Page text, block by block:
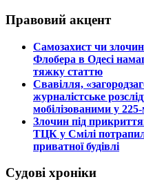
Правовий акцент
​Самозахист чи
Флобера в Одесі
тяжку статтю
​Свавілля,
журналістське
мобілізованими у
​Злочин під
ТЦК у Смілі
приватної будівлі
Судові хроніки